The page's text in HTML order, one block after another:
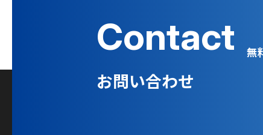
Contact
お問い合わせ
無